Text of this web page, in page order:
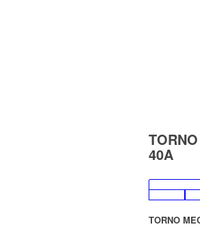
40A
TORNO